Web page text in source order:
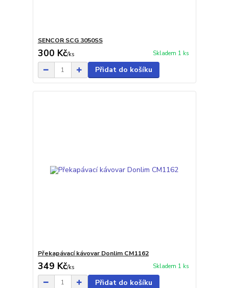
SENCOR SCG 3050SS
300 Kč/ks Skladem 1 ks
Přidat do košíku
Překapávací kávovar Donlim CM1162
349 Kč/ks Skladem 1 ks
Přidat do košíku